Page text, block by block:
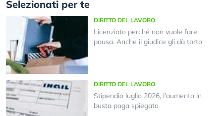
Selezionati per te
DIRITTO DEL LAVORO
Licenziato perché non vuole fare
pausa. Anche il giudice gli dà torto
DIRITTO DEL LAVORO
Stipendio luglio 2026, l’aumento in
busta paga spiegato